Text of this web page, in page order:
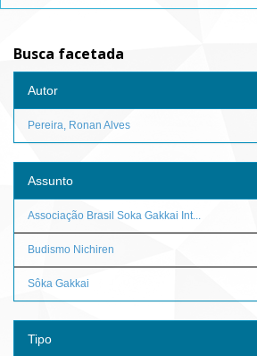
Busca facetada
Autor
Pereira, Ronan Alves
Assunto
Associação Brasil Soka Gakkai Int...
Budismo Nichiren
Sôka Gakkai
Tipo